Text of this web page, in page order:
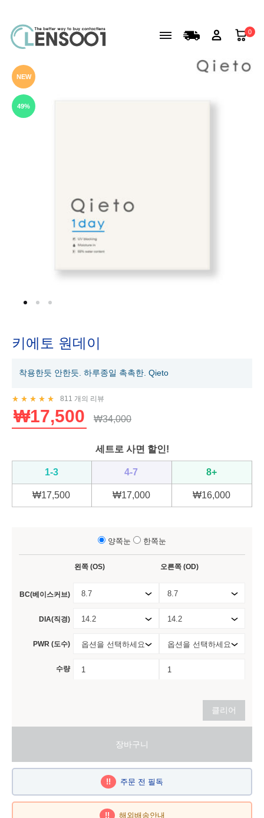
0
NEW
49%
키에토 원데이
착용한듯 안한듯. 하루종일 촉촉한. Qieto
811 개의 리뷰
₩17,500 ₩34,000
세트로 사면 할인!
1-3 4-7 8+
₩17,500 ₩17,000 ₩16,000
양쪽눈 한쪽눈
BC(베이스커브)
DIA(직경)
PWR (도수)
수량
왼쪽 (OS)
8.7
14.2
옵션을 선택하세요
오른쪽 (OD)
8.7
14.2
옵션을 선택하세요
클리어
장바구니
!! 주문 전 필독
!! 해외배송안내